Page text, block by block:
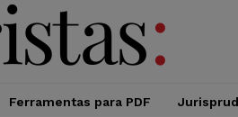
Ferramentas para PDF